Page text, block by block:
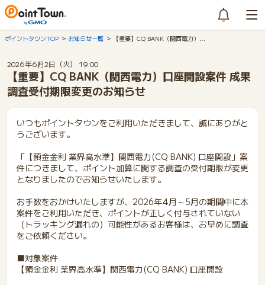
ポイントタウンTOP お知らせ一覧 【重要】CQ BANK（関西電力）…
2026年6月2日（火） 19:00
【重要】CQ BANK（関西電力）口座開設案件 成果
調査受付期限変更のお知らせ
いつもポイントタウンをご利用いただきまして、誠にありがと
うございます。
「【預金金利 業界高水準】関西電力(CQ BANK) 口座開設」案
件につきまして、ポイント加算に関する調査の受付期限が変更
となりましたのでお知らせいたします。
お手数をおかけいたしますが、2026年4月～5月の期間中に本
案件をご利用いただき、ポイントが正しく付与されていない
（トラッキング漏れの）可能性があるお客様は、お早めに調査
をご依頼ください。
■対象案件
【預金金利 業界高水準】関西電力(CQ BANK) 口座開設